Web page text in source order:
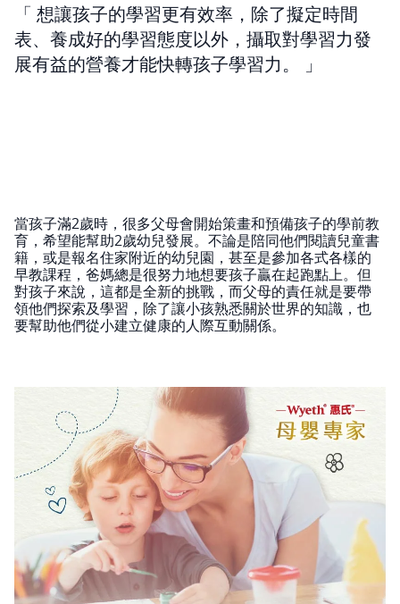
想讓孩子的學習更有效率，除了擬定時間
表、養成好的學習態度以外，攝取對學習力發
展有益的營養才能快轉孩子學習力。
當孩子滿2歲時，很多父母會開始策畫和預備孩子的學前教
育，希望能幫助2歲幼兒發展。不論是陪同他們閱讀兒童書
籍，或是報名住家附近的幼兒園，甚至是參加各式各樣的
早教課程，爸媽總是很努力地想要孩子贏在起跑點上。但
對孩子來說，這都是全新的挑戰，而父母的責任就是要帶
領他們探索及學習，除了讓小孩熟悉關於世界的知識，也
要幫助他們從小建立健康的人際互動關係。